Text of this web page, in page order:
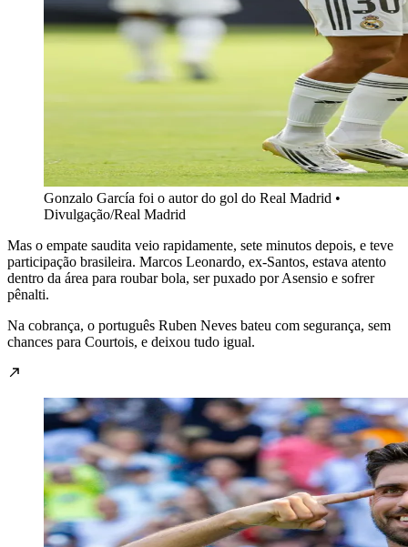
Gonzalo García foi o autor do gol do Real Madrid •
Divulgação/Real Madrid
Mas o empate saudita veio rapidamente, sete minutos depois, e teve
participação brasileira. Marcos Leonardo, ex-Santos, estava atento
dentro da área para roubar bola, ser puxado por Asensio e sofrer
pênalti.
Na cobrança, o português Ruben Neves bateu com segurança, sem
chances para Courtois, e deixou tudo igual.